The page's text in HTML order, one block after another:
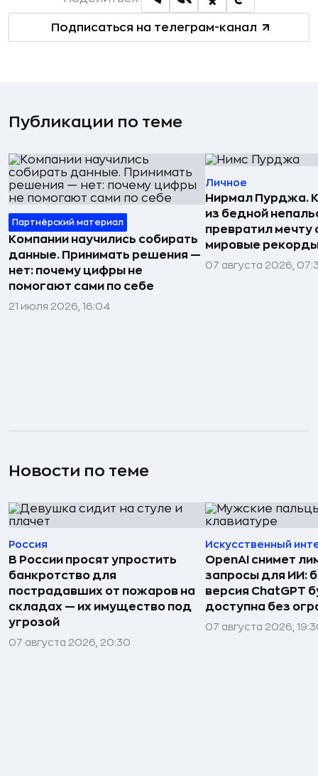
Подписаться на телеграм-канал
Публикации по теме
Партнёрский материал
Компании научились собирать
данные. Принимать решения —
нет: почему цифры не
помогают сами по себе
21 июля 2026, 16:04
Личное
Нирмал Пурджа.
из бедной
превратил мечту
мировые рекорды
07 августа 2026,
Новости по теме
Россия
В России просят упростить
банкротство для
пострадавших от пожаров на
складах — их имущество под
угрозой
07 августа 2026, 20:30
Искусственный
OpenAI снимет
запросы для ИИ:
версия ChatGPT
доступна без
07 августа 2026,